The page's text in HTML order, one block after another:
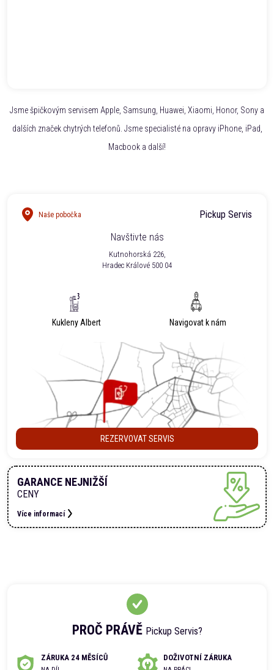
Jsme špičkovým servisem Apple, Samsung, Huawei, Xiaomi, Honor, Sony a
dalších značek chytrých telefonů. Jsme specialisté na opravy iPhone, iPad,
Macbook a další!
PROČ PRÁVĚ Pickup Servis?
ZÁRUKA 24 MĚSÍCŮ DOŽIVOTNÍ ZÁRUKA
Naše pobočka
Pickup Servis
Navštivte nás
Kutnohorská 226,
Hradec Králové 500 04
Kukleny Albert Navigovat k nám
REZERVOVAT SERVIS
GARANCE NEJNIŽŠÍ
CENY
Více informací